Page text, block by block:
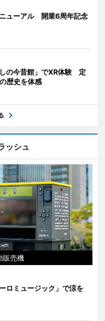
ューアル 開業6周年記念
の今昔館」でXR体験 定
歴史を体感
ッシュ
販売機
ロミュージック」で涼を